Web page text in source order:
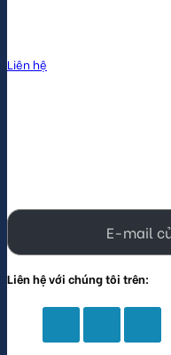
Liên hệ
Liên hệ với chúng tôi trên: